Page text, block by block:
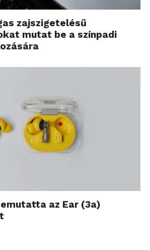
zajszigetelésű
mutat be a színpadi
az Ear (3a)